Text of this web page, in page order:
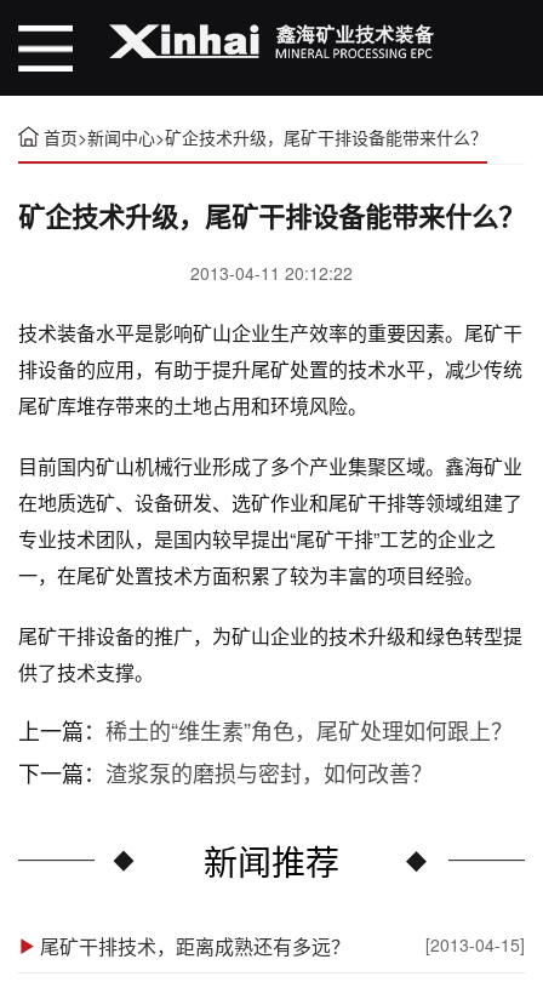
首页>新闻中心>矿企技术升级，尾矿干排设备能带来什么？
矿企技术升级，尾矿干排设备能带来什么？
2013-04-11 20:12:22
技术装备水平是影响矿山企业生产效率的重要因素。尾矿干
排设备的应用，有助于提升尾矿处置的技术水平，减少传统
尾矿库堆存带来的土地占用和环境风险。
目前国内矿山机械行业形成了多个产业集聚区域。鑫海矿业
在地质选矿、设备研发、选矿作业和尾矿干排等领域组建了
专业技术团队，是国内较早提出“尾矿干排”工艺的企业之
一，在尾矿处置技术方面积累了较为丰富的项目经验。
尾矿干排设备的推广，为矿山企业的技术升级和绿色转型提
供了技术支撑。
上一篇： 稀土的“维生素”角色，尾矿处理如何跟上？
下一篇： 渣浆泵的磨损与密封，如何改善？
新闻推荐
尾矿干排技术，距离成熟还有多远？ [2013-04-15]